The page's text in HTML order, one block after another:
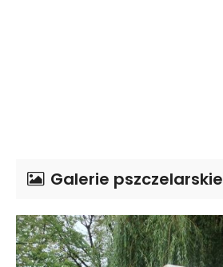
Galerie pszczelarskie